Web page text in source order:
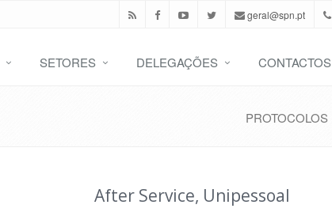
geral@spn.pt
SETORES DELEGAÇÕES CONTACTOS
PROTOCOLOS
After Service, Unipessoal